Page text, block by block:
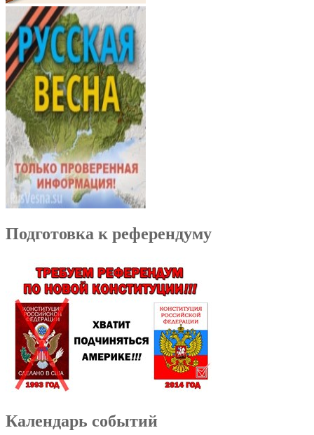
Подготовка к референдуму
Календарь событий